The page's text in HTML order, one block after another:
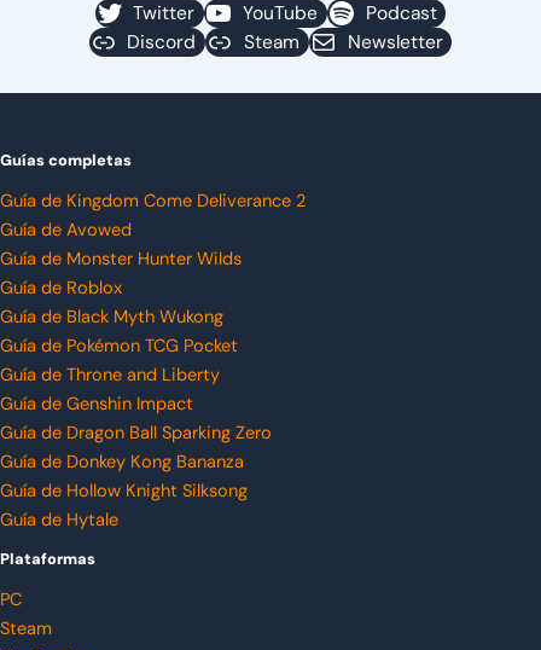
Twitter YouTube
Podcast
Discord
Steam Newsletter
Guías completas
Guía de Kingdom Come Deliverance 2
Guía de Avowed
Guía de Monster Hunter Wilds
Guía de Roblox
Guía de Black Myth Wukong
Guía de Pokémon TCG Pocket
Guía de Throne and Liberty
Guía de Genshin Impact
Guía de Dragon Ball Sparking Zero
Guía de Donkey Kong Bananza
Guía de Hollow Knight Silksong
Guía de Hytale
Plataformas
PC
Steam